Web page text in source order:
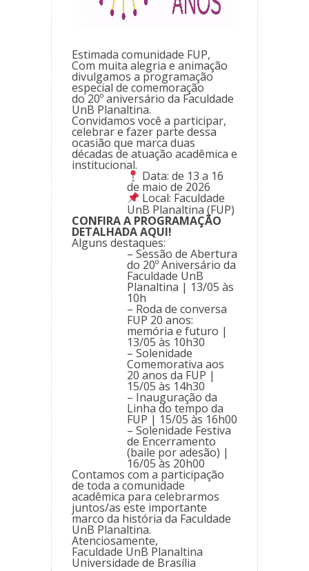
Estimada comunidade FUP,
Com muita alegria e animação
divulgamos a programação
especial de comemoração
do20º aniversário da Faculdade
UnB Planaltina.
Convidamos você a participar,
celebrar e fazer parte dessa
ocasião que marca duas
décadas de atuação acadêmica e
institucional.
Data: de 13 a 16
de maio de 2026
Local: Faculdade
UnB Planaltina (FUP)
CONFIRA A PROGRAMAÇÃO
DETALHADA AQUI!
Alguns destaques:
– Sessão de Abertura
do 20º Aniversário da
Faculdade UnB
Planaltina | 13/05 às
10h
– Roda de conversa
FUP 20 anos:
memória e futuro |
13/05 às 10h30
– Solenidade
Comemorativa aos
20 anos da FUP |
15/05 às 14h30
– Inauguração da
Linha do tempo da
FUP | 15/05 às 16h00
– Solenidade Festiva
de Encerramento
(baile por adesão) |
16/05 às 20h00
Contamos com a participação
de toda a comunidade
acadêmica para celebrarmos
juntos/as este importante
marco da história da Faculdade
UnB Planaltina.
Atenciosamente,
Faculdade UnB Planaltina
Universidade de Brasília